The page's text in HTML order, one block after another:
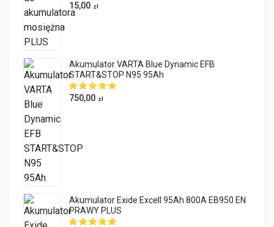
15,00 zł
Akumulator VARTA Blue Dynamic EFB
START&STOP N95 95Ah
750,00 zł
Akumulator Exide Excell 95Ah 800A EB950 EN
PRAWY PLUS